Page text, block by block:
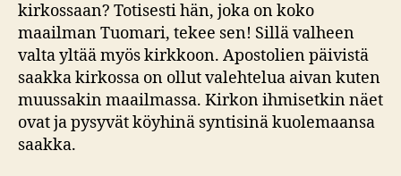
kirkossaan? Totisesti hän, joka on koko
maailman Tuomari, tekee sen! Sillä valheen
valta yltää myös kirkkoon. Apostolien päivistä
saakka kirkossa on ollut valehtelua aivan kuten
muussakin maailmassa. Kirkon ihmisetkin näet
ovat ja pysyvät köyhinä syntisinä kuolemaansa
saakka.